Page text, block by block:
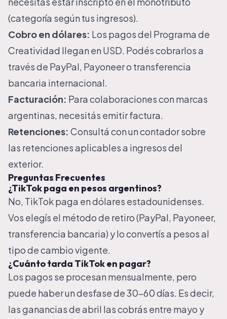
(categoría según tus ingresos).
Cobro en dólares: Los pagos del Programa de
Creatividad llegan en USD. Podés cobrarlos a
través de PayPal, Payoneer o transferencia
bancaria internacional.
Facturación: Para colaboraciones con marcas
argentinas, necesitás emitir factura.
Retenciones: Consultá con un contador sobre
las retenciones aplicables a ingresos del
exterior.
Preguntas Frecuentes
¿TikTok paga en pesos argentinos?
No, TikTok paga en dólares estadounidenses.
Vos elegís el método de retiro (PayPal, Payoneer,
transferencia bancaria) y lo convertís a pesos al
tipo de cambio vigente.
¿Cuánto tarda TikTok en pagar?
Los pagos se procesan mensualmente, pero
puede haber un desfase de 30-60 días. Es decir,
las ganancias de abril las cobrás entre mayo y